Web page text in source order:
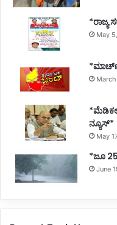
*ರಾಜ್ಯ
May
*ಮಾರ್ಚ್
*ಮೆಡಿಕಲ್
ನ್ಯೂಸ್*
May
*ಜೂ
June